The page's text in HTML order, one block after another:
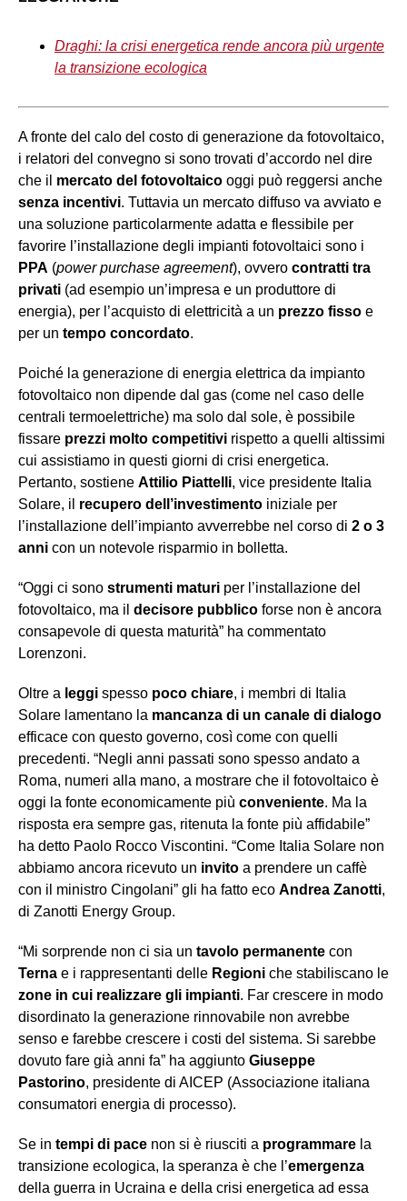
Draghi: la crisi energetica rende ancora più urgente
la transizione ecologica
A fronte del calo del costo di generazione da fotovoltaico,
i relatori del convegno si sono trovati d’accordo nel dire
che il mercato del fotovoltaico oggi può reggersi anche
senza incentivi. Tuttavia un mercato diffuso va avviato e
una soluzione particolarmente adatta e flessibile per
favorire l’installazione degli impianti fotovoltaici sono i
PPA (power purchase agreement), ovvero contratti tra
privati (ad esempio un’impresa e un produttore di
energia), per l’acquisto di elettricità a un prezzo fisso e
per un tempo concordato.
Poiché la generazione di energia elettrica da impianto
fotovoltaico non dipende dal gas (come nel caso delle
centrali termoelettriche) ma solo dal sole, è possibile
fissare prezzi molto competitivi rispetto a quelli altissimi
cui assistiamo in questi giorni di crisi energetica.
Pertanto, sostiene Attilio Piattelli, vice presidente Italia
Solare, il recupero dell’investimento iniziale per
l’installazione dell’impianto avverrebbe nel corso di 2 o 3
anni con un notevole risparmio in bolletta.
“Oggi ci sono strumenti maturi per l’installazione del
fotovoltaico, ma il decisore pubblico forse non è ancora
consapevole di questa maturità” ha commentato
Lorenzoni.
Oltre a leggi spesso poco chiare, i membri di Italia
Solare lamentano la mancanza di un canale di dialogo
efficace con questo governo, così come con quelli
precedenti. “Negli anni passati sono spesso andato a
Roma, numeri alla mano, a mostrare che il fotovoltaico è
oggi la fonte economicamente più conveniente. Ma la
risposta era sempre gas, ritenuta la fonte più affidabile”
ha detto Paolo Rocco Viscontini. “Come Italia Solare non
abbiamo ancora ricevuto un invito a prendere un caffè
con il ministro Cingolani” gli ha fatto eco Andrea Zanotti,
di Zanotti Energy Group.
“Mi sorprende non ci sia un tavolo permanente con
Terna e i rappresentanti delle Regioni che stabiliscano le
zone in cui realizzare gli impianti. Far crescere in modo
disordinato la generazione rinnovabile non avrebbe
senso e farebbe crescere i costi del sistema. Si sarebbe
dovuto fare già anni fa” ha aggiunto Giuseppe
Pastorino, presidente di AICEP (Associazione italiana
consumatori energia di processo).
Se in tempi di pace non si è riusciti a programmare la
transizione ecologica, la speranza è che l’emergenza
della guerra in Ucraina e della crisi energetica ad essa